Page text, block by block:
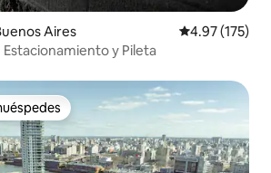
Aires Calificación
4.97 (175)
y Pileta
preferido